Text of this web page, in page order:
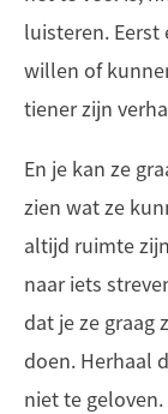
luisteren.
willen of
tiener zijn
En je kan ze
zien wat ze
altijd ruimte
naar iets
dat je ze graag
doen. Herhaal
niet te geloven.